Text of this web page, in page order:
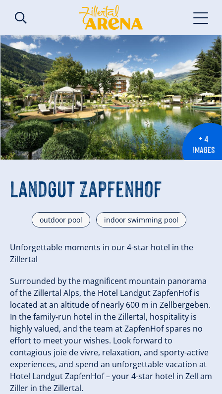
+ 4
IMAGES
Landgut Zapfenhof
outdoor pool indoor swimming pool
Unforgettable moments in our 4-star hotel in the
Zillertal
Surrounded by the magnificent mountain panorama
of the Zillertal Alps, the Hotel Landgut ZapfenHof is
located at an altitude of nearly 600 m in Zellbergeben.
In the family-run hotel in the Zillertal, hospitality is
highly valued, and the team at ZapfenHof spares no
effort to meet your wishes. Look forward to
contagious joie de vivre, relaxation, and sporty-active
experiences, and spend an unforgettable vacation at
Hotel Landgut ZapfenHof – your 4-star hotel in Zell am
Ziller in the Zillertal.